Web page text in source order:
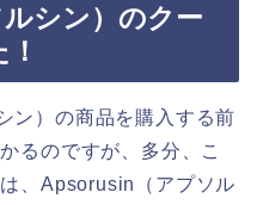
シン）のクー
ン）の商品を購入する前
るのですが、多分、こ
、Apsorusin（アプソル